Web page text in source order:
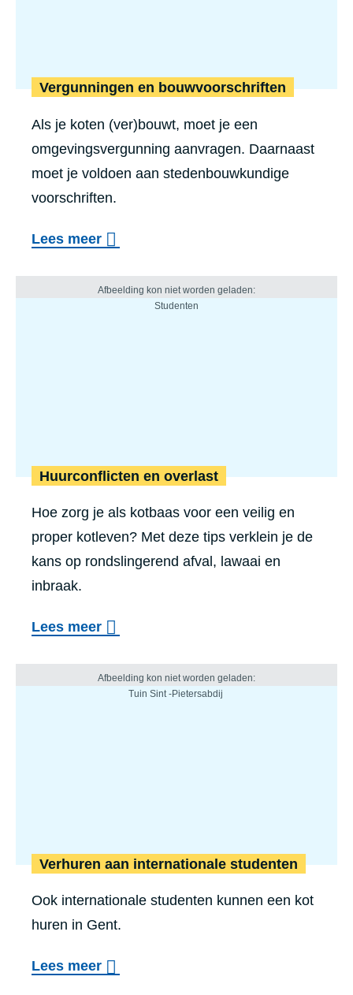
Vergunningen en bouwvoorschriften
Als je koten (ver)bouwt, moet je een
omgevingsvergunning aanvragen. Daarnaast
moet je voldoen aan stedenbouwkundige
voorschriften.
Lees meer
Huurconflicten en overlast
Hoe zorg je als kotbaas voor een veilig en
proper kotleven? Met deze tips verklein je de
kans op rondslingerend afval, lawaai en
inbraak.
Lees meer
Verhuren aan internationale studenten
Ook internationale studenten kunnen een kot
huren in Gent.
Lees meer